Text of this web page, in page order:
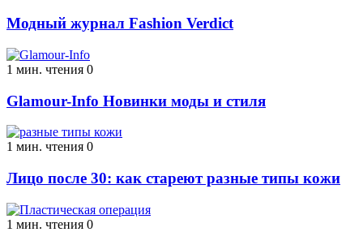
Модный журнал Fashion Verdict
1 мин. чтения 0
Glamour-Info Новинки моды и стиля
1 мин. чтения 0
Лицо после 30: как стареют разные типы кожи
1 мин. чтения 0